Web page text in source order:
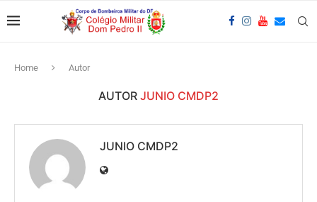
Home Autor
AUTOR JUNIO CMDP2
JUNIO CMDP2